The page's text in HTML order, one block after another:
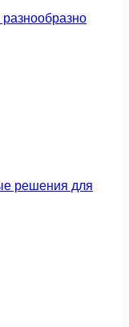
решения для